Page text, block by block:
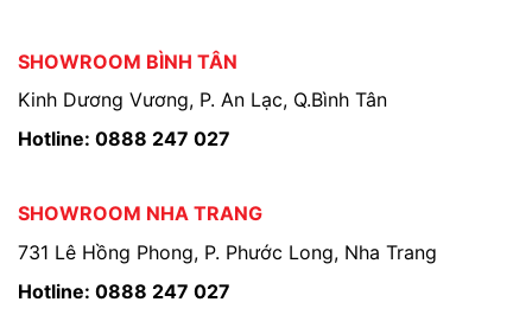
SHOWROOM BÌNH TÂN
Kinh Dương Vương, P. An Lạc, Q.Bình Tân
Hotline: 0888 247 027
SHOWROOM NHA TRANG
731 Lê Hồng Phong, P. Phước Long, Nha Trang
Hotline: 0888 247 027